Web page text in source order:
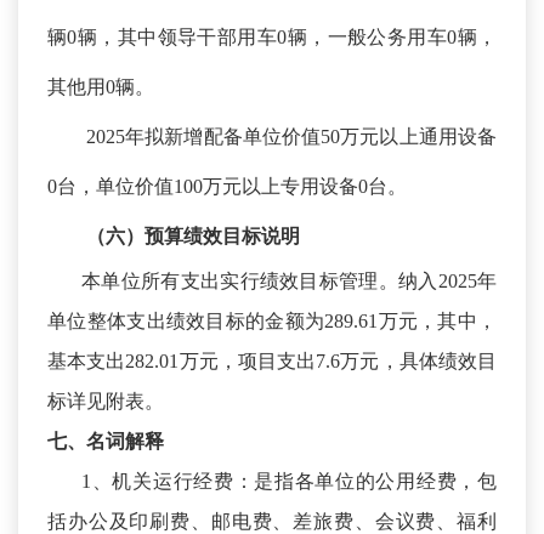
辆0辆，其中领导干部用车0辆，一般公务用车0辆，
其他用0辆。
2025年拟新增配备单位价值50万元以上通用设备
0台，单位价值100万元以上专用设备0台。
（六）预算绩效 目标说明
本单位所有支出实行绩效目标管理。纳入 2025年
单位整体支出绩效目标的金额为289.61万元，其中，
基本支出282.01万元，项目支出7.6万元，具体绩效目
标详见附表。
七、名词解释
1、机关运行经费：是指各单位的公用经费，包
括办公及印刷费、邮电费、差旅费、会议费、福利